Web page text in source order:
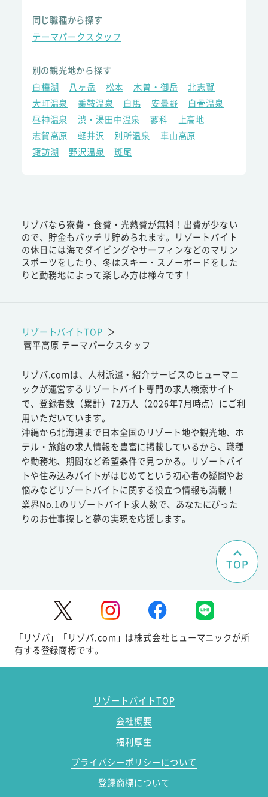
同じ職種から探す
テーマパークスタッフ
別の観光地から探す
白樺湖
八ヶ岳 松本 木曽・御岳
北志賀
大町温泉
乗鞍温泉 白馬 安曇野
白骨温泉
昼神温泉
渋・湯田中温泉 蓼科
上高地
志賀高原
軽井沢 別所温泉
車山高原
諏訪湖
野沢温泉 斑尾
リゾバなら寮費・食費・光熱費が無料！出費が少ない
ので、貯金もバッチリ貯められます。リゾートバイト
の休日には海でダイビングやサーフィンなどのマリン
スポーツをしたり、冬はスキー・スノーボードをした
りと勤務地によって楽しみ方は様々です！
リゾートバイトTOP ＞
菅平高原 テーマパークスタッフ
リゾバ.comは、人材派遣・紹介サービスのヒューマニ
ックが運営するリゾートバイト専門の求人検索サイト
で、登録者数（累計）72万人（2026年7月時点）にご利
用いただいています。
沖縄から北海道まで日本全国のリゾート地や観光地、ホ
テル・旅館の求人情報を豊富に掲載しているから、職種
や勤務地、期間など希望条件で見つかる。リゾートバイ
トや住み込みバイトがはじめてという初心者の疑問やお
悩みなどリゾートバイトに関する役立つ情報も満載！
業界No.1のリゾートバイト求人数で、あなたにぴった
りのお仕事探しと夢の実現を応援します。
TOP
「リゾバ」「リゾバ.com」は株式会社ヒューマニックが所
有する登録商標です。
リゾートバイトTOP
会社概要
福利厚生
プライバシーポリシーについて
登録商標について